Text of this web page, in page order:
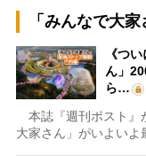
「みんなで大
《つ
ん」
ら…
本誌『週刊ポスト』
大家さん」がいよい